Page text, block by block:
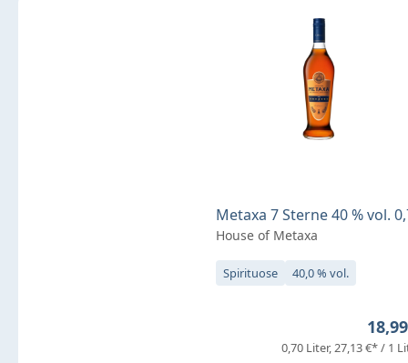
Metaxa 7 Sterne 40 % vol.
House of Metaxa
Spirituose 40,0 % vol.
0,70 Liter 27,13 €* / 1